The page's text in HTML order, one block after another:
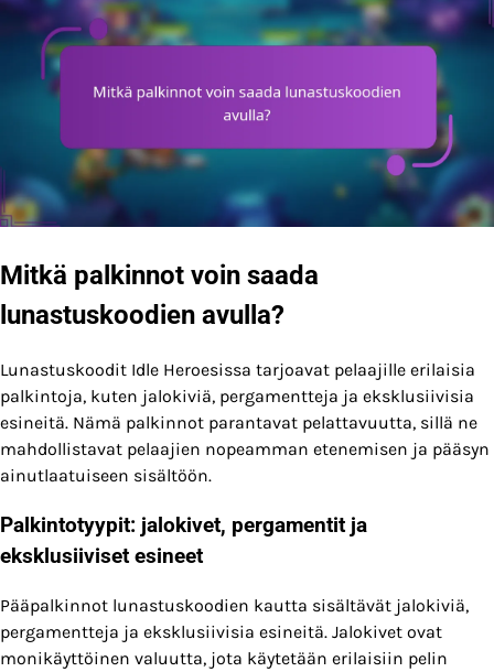
Mitkä palkinnot voin saada
lunastuskoodien avulla?
Lunastuskoodit Idle Heroesissa tarjoavat pelaajille erilaisia
palkintoja, kuten jalokiviä, pergamentteja ja eksklusiivisia
esineitä. Nämä palkinnot parantavat pelattavuutta, sillä ne
mahdollistavat pelaajien nopeamman etenemisen ja pääsyn
ainutlaatuiseen sisältöön.
Palkintotyypit: jalokivet, pergamentit ja
eksklusiiviset esineet
Pääpalkinnot lunastuskoodien kautta sisältävät jalokiviä,
pergamentteja ja eksklusiivisia esineitä. Jalokivet ovat
monikäyttöinen valuutta, jota käytetään erilaisiin pelin